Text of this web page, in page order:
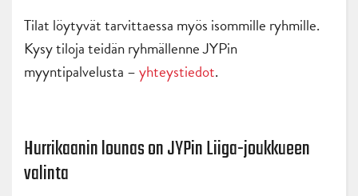
Tilat löytyvät tarvittaessa myös isommille ryhmille.
Kysy tiloja teidän ryhmällenne JYPin
myyntipalvelusta –yhteystiedot.
Hurrikaanin lounas on JYPin Liiga-joukkueen
valinta